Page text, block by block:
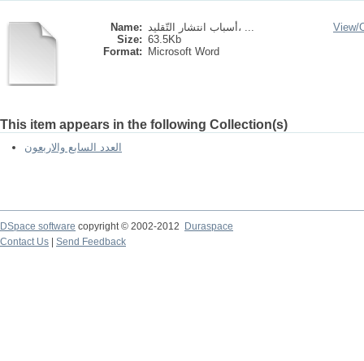
Name:
أسباب انتشار التّقليد، ...
Size: 63.5Kb
Format:
Microsoft Word
View/
This item appears in the following Collection(s)
العدد السابع والاربعون
DSpace software copyright © 2002-2012
Duraspace
Contact Us
Send Feedback